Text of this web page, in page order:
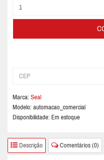
Marca: Seal
Modelo: automacao_comercial
Disponibilidade: Em estoque
Descrição Comentários (0)